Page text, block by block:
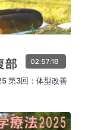
02:57:18
第3回：体型改善